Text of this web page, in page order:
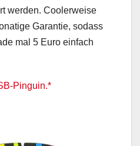
werden. Coolerweise
Garantie, sodass
mal 5 Euro einfach
Pinguin.*